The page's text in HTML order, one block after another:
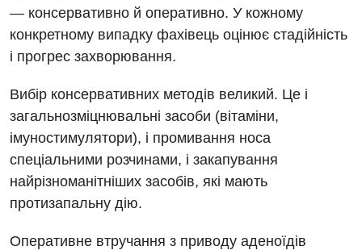
— консервативно й оперативно. У кожному
конкретному випадку фахівець оцінює стадійність
і прогрес захворювання.
Вибір консервативних методів великий. Це і
загальнозміцнювальні засоби (вітаміни,
імуностимулятори), і промивання носа
спеціальними розчинами, і закапування
найрізноманітніших засобів, які мають
протизапальну дію.
Оперативне втручання з приводу аденоїдів